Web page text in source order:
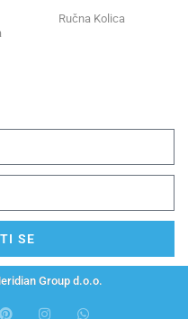
Ručna Kolica
SE
Group d.o.o.